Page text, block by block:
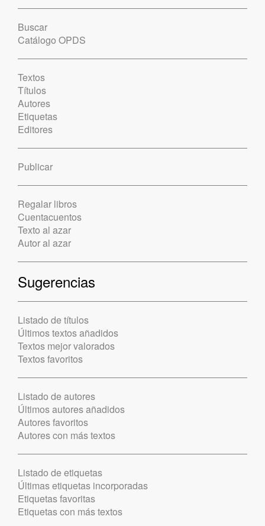
Buscar
Catálogo OPDS
Textos
Títulos
Autores
Etiquetas
Editores
Publicar
Regalar libros
Cuentacuentos
Texto al azar
Autor al azar
Sugerencias
Listado de títulos
Últimos textos añadidos
Textos mejor valorados
Textos favoritos
Listado de autores
Últimos autores añadidos
Autores favoritos
Autores con más textos
Listado de etiquetas
Últimas etiquetas incorporadas
Etiquetas favoritas
Etiquetas con más textos